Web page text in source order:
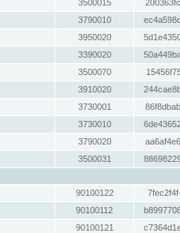
3500015
3790010
3950020
3390020
3500070
3910020
3730001
3730010
3790020
3500031
90100122
90100112
90100121